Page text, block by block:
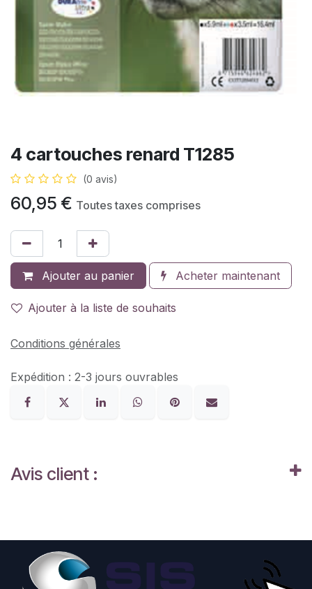
4 cartouches renard T1285
(0 avis)
60,95 € Toutes taxes comprises
Ajouter au panier Acheter maintenant
Ajouter à la liste de souhaits
Conditions générales
Expédition : 2-3 jours ouvrables
Avis client :